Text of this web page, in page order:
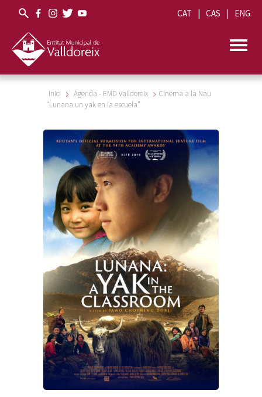
CAT CAS ENG
Inici Agenda - EMD Valldoreix
Cinema a la Nau
“Lunana un yak en la escuela”